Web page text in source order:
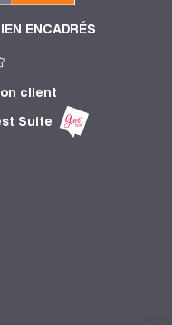
ENCADRÉS
client
Suite